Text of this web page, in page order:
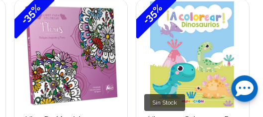
-35% -35%
Sin Stock